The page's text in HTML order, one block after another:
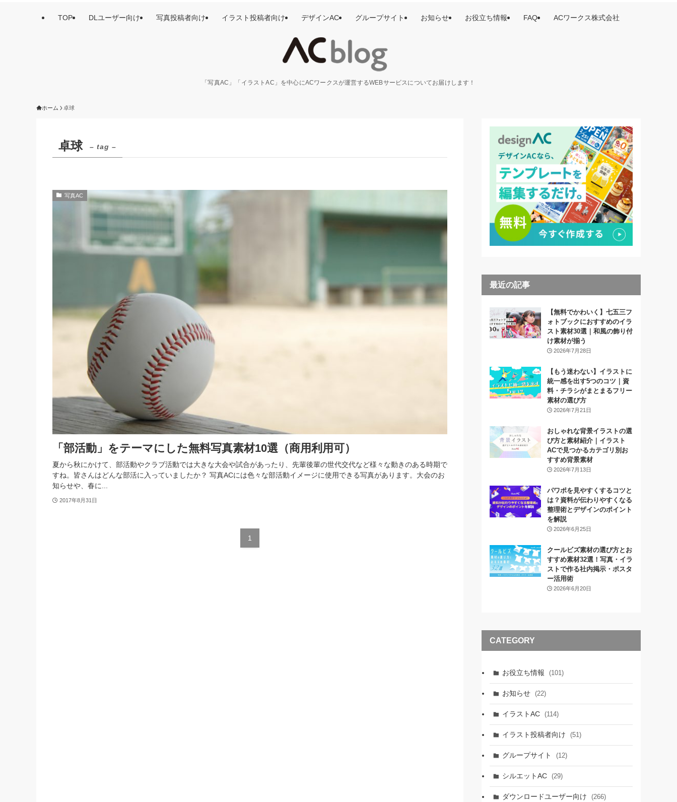
「写真AC」「イラストAC」を中心にACワークスが運営するWEBサービスについてお届けします！
TOP DLユーザー向け 写真投稿者向け イラスト投稿者向け デザインAC グループサイト お知らせ お役立ち情報 FAQ ACワークス株式会社
ホーム 卓球
卓球 – tag –
写真AC
「部活動」をテーマにした無料写真素材10選（商用利用可）
夏から秋にかけて、部活動やクラブ活動では大きな大会や試合があったり、先輩後輩の世代交代など様々な動きのある時期で
すね。皆さんはどんな部活に入っていましたか？ 写真ACには色々な部活動イメージに使用できる写真があります。大会のお
知らせや、春に...
2017年8月31日
1
最近の記事
【無料でかわいく】七五三フ
ォトブックにおすすめのイラ
スト素材30選｜和風の飾り付
け素材が揃う
2026年7月28日
【もう迷わない】イラストに
統一感を出す5つのコツ｜資
料・チラシがまとまるフリー
素材の選び方
2026年7月21日
おしゃれな背景イラストの選
び方と素材紹介｜イラスト
ACで見つかるカテゴリ別お
すすめ背景素材
2026年7月13日
パワポを見やすくするコツと
は？資料が伝わりやすくなる
整理術とデザインのポイント
を解説
2026年6月25日
クールビズ素材の選び方とお
すすめ素材32選！写真・イラ
ストで作る社内掲示・ポスタ
ー活用術
2026年6月20日
CATEGORY
お役立ち情報 (101)
お知らせ (22)
イラストAC (114)
イラスト投稿者向け (51)
グループサイト (12)
シルエットAC (29)
ダウンロードユーザー向け (266)